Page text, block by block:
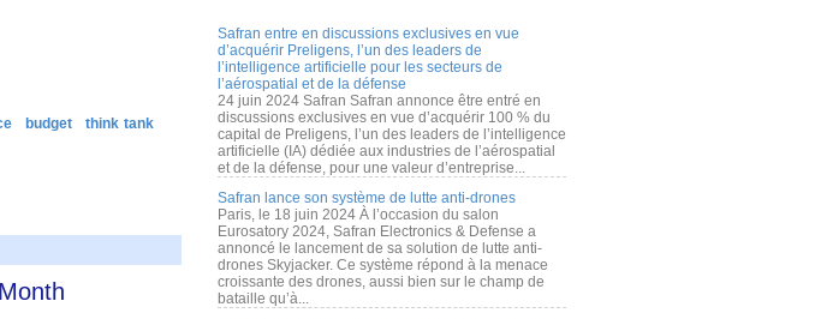
budget
think tank
Safran entre en discussions exclusives en vue
d’acquérir Preligens, l’un des leaders de
l’intelligence artificielle pour les secteurs de
l’aérospatial et de la défense
24 juin 2024 Safran Safran annonce être entré en
discussions exclusives en vue d’acquérir 100 % du
capital de Preligens, l’un des leaders de l’intelligence
artificielle (IA) dédiée aux industries de l’aérospatial
et de la défense, pour une valeur d’entreprise...
Safran lance son système de lutte anti-drones
Paris, le 18 juin 2024 À l’occasion du salon
Eurosatory 2024, Safran Electronics & Defense a
annoncé le lancement de sa solution de lutte anti-
drones Skyjacker. Ce système répond à la menace
croissante des drones, aussi bien sur le champ de
bataille qu’à...